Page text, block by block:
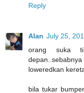
Reply
Alan July 25,
orang suka
loweredkan
bila tukar